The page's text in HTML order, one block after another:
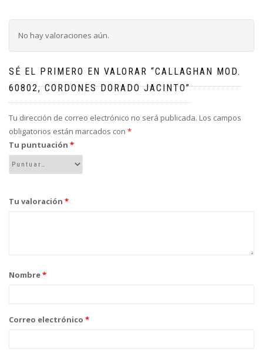
No hay valoraciones aún.
SÉ EL PRIMERO EN VALORAR “CALLAGHAN MOD.
60802, CORDONES DORADO JACINTO”
Tu dirección de correo electrónico no será publicada. Los campos
obligatorios están marcados con *
Tu puntuación *
Tu valoración *
Nombre*
Correo electrónico *